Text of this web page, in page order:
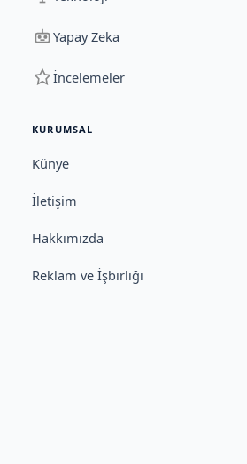
Yapay Zeka
İncelemeler
KURUMSAL
Künye
İletişim
Hakkımızda
Reklam ve İşbirliği